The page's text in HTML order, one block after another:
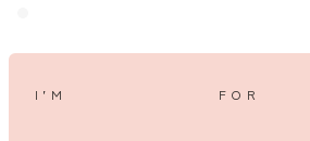
I’M FOR